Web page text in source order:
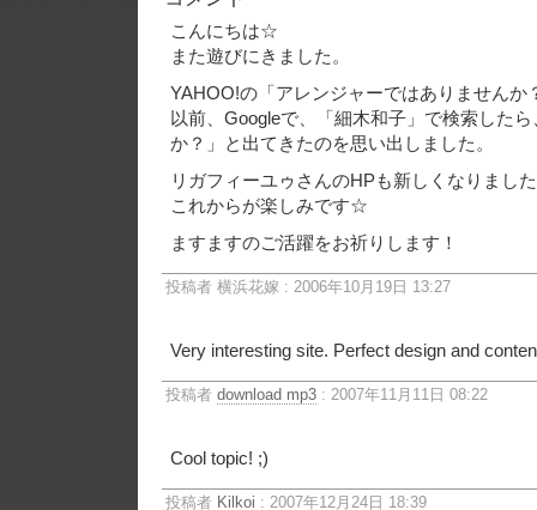
こんにちは☆
また遊びにきました。
YAHOO!の「アレンジャーではありませんか
以前、Googleで、「細木和子」で検索した
か？」と出てきたのを思い出しました。
リガフィーユゥさんのHPも新しくなりまし
これからが楽しみです☆
ますますのご活躍をお祈りします！
投稿者 横浜花嫁 : 2006年10月19日 13:27
Very interesting site. Perfect design and
投稿者 download mp3 : 2007年11月11日 08:22
Cool topic! ;)
投稿者 Kilkoi : 2007年12月24日 18:39